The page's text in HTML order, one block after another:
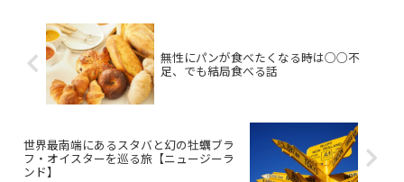
無性にパンが食べたくなる時は○○不
足、でも結局食べる話
世界最南端にあるスタバと幻の牡蠣ブラ
フ・オイスターを巡る旅【ニュージーラ
ンド】